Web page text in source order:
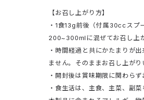
【お召し上がり方】
・1食13g前後（付属30ccスプ
200~300mlに混ぜてお召し上
・時間経過と共にかたまりが
ません。そのままお召し上がり
・開封後は賞味期限に関わら
・食生活は、主食、主菜、副